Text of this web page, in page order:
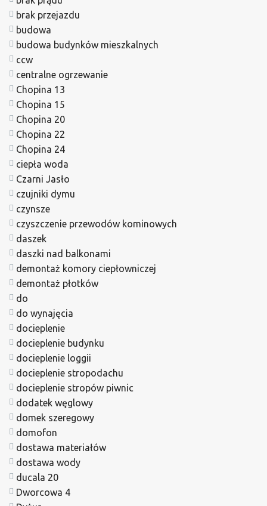
brak przejazdu
budowa
budowa budynków mieszkalnych
ccw
centralne ogrzewanie
Chopina 13
Chopina 15
Chopina 20
Chopina 22
Chopina 24
ciepła woda
Czarni Jasło
czujniki dymu
czynsze
czyszczenie przewodów kominowych
daszek
daszki nad balkonami
demontaż komory ciepłowniczej
demontaż płotków
do
do wynajęcia
docieplenie
docieplenie budynku
docieplenie loggii
docieplenie stropodachu
docieplenie stropów piwnic
dodatek węglowy
domek szeregowy
domofon
dostawa materiałów
dostawa wody
ducala 20
Dworcowa 4